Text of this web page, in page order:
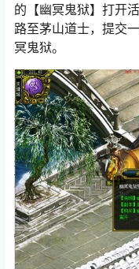
的【幽冥鬼狱】打开
路至茅山道士，提交
冥鬼狱。